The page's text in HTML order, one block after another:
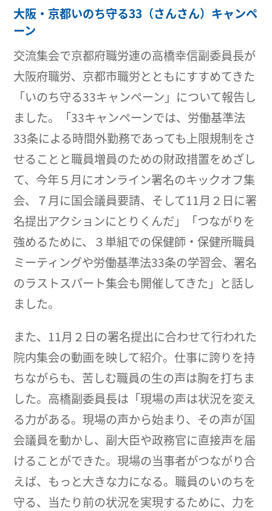
大阪・京都いのち守る33（さんさん）キャンペ
ーン
交流集会で京都府職労連の高橋幸信副委員長が
大阪府職労、京都市職労とともにすすめてきた
「いのち守る33キャンペーン」について報告し
ました。「33キャンペーンでは、労働基準法
33条による時間外勤務であっても上限規制をさ
せることと職員増員のための財政措置をめざし
て、今年５月にオンライン署名のキックオフ集
会、７月に国会議員要請、そして11月２日に署
名提出アクションにとりくんだ」「つながりを
強めるために、３単組での保健師・保健所職員
ミーティングや労働基準法33条の学習会、署名
のラストスパート集会も開催してきた」と話し
ました。
また、11月２日の署名提出に合わせて行われた
院内集会の動画を映して紹介。仕事に誇りを持
ちながらも、苦しむ職員の生の声は胸を打ちま
した。高橋副委員長は「現場の声は状況を変え
る力がある。現場の声から始まり、その声が国
会議員を動かし、副大臣や政務官に直接声を届
けることができた。現場の当事者がつながり合
えば、もっと大きな力になる。職員のいのちを
守る、当たり前の状況を実現するために、力を